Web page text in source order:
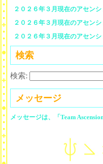
２０２６年３月現在のアセン
２０２６年３月現在のアセン
２０２６年３月現在のアセン
検索
検索:
メッセージ
メッセージは、「Team